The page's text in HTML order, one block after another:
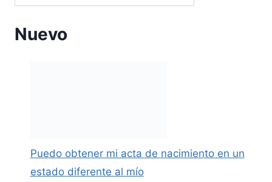
Nuevo
Puedo obtener mi acta de nacimiento en un
estado diferente al mío